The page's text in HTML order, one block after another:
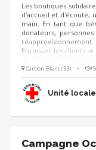
Les boutiques
d'accueil et d'écoute,
main. En tant que
donateurs,
Encaisser les clients
Carbon-Blanc (33) •
Unité
Campagne